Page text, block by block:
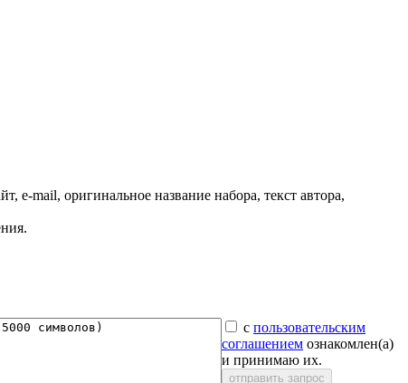
e-mail, оригинальное название набора, текст автора,
с пользовательским
соглашением ознакомлен(а)
и принимаю их.
отправить запрос